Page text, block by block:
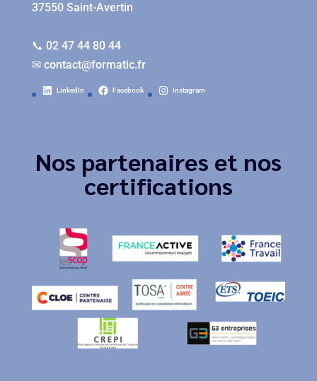
37550 Saint-Avertin
📞 02 47 44 80 44
✉ contact@formatic.fr
LinkedIn Facebook Instagram
Nos partenaires et nos
certifications